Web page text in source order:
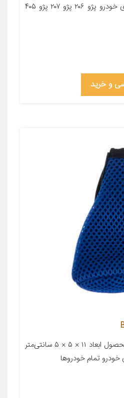
جنس ویسکوز مناسب برای خودرو پژو ۲۰۶ پژو ۲۰۷ پژو ۴۰۵
و خرید
معرفی محصول جزئیات محصول ابعاد ۱۱ × ۵ × ۵ سانتی‌متر
تمام خودروها